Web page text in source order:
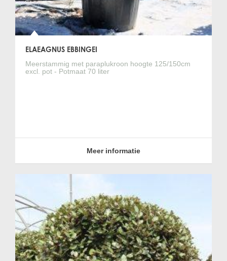
ELAEAGNUS EBBINGEI
Meerstammig met paraplukroon hoogte 125/150cm
excl. pot - Potmaat 70 liter
Meer informatie